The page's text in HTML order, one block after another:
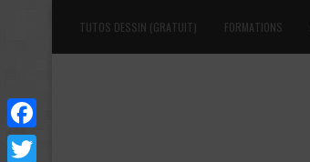
TUTOS DESSIN (GRATUIT) FORMATIONS
Facebook